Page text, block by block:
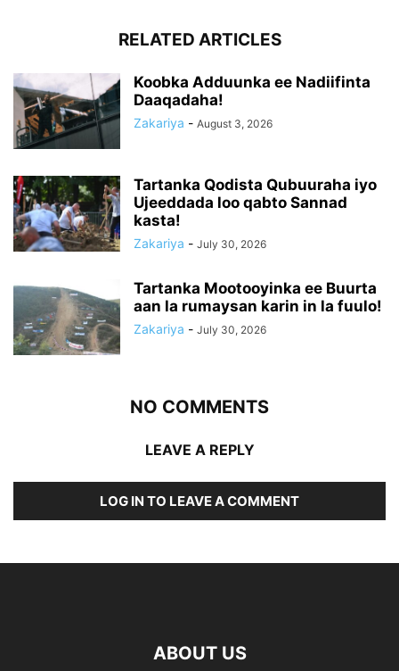
RELATED ARTICLES
Koobka Adduunka ee Nadiifinta
Daaqadaha!
Zakariya - August 3, 2026
Tartanka Qodista Qubuuraha iyo
Ujeeddada loo qabto Sannad
kasta!
Zakariya - July 30, 2026
Tartanka Mootooyinka ee Buurta
aan la rumaysan karin in la fuulo!
Zakariya - July 30, 2026
NO COMMENTS
LEAVE A REPLY
LOG IN TO LEAVE A COMMENT
ABOUT US